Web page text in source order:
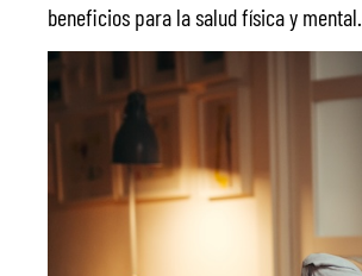
beneficios para la salud física y mental.